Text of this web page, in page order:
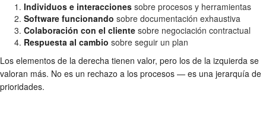
Individuos e interacciones sobre procesos y herramientas
Software funcionando sobre documentación exhaustiva
Colaboración con el cliente sobre negociación contractual
Respuesta al cambio sobre seguir un plan
Los elementos de la derecha tienen valor, pero los de la izquierda se
valoran más. No es un rechazo a los procesos — es una jerarquía de
prioridades.